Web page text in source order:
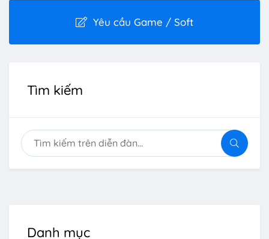
Yêu cầu Game / Soft
Tìm kiếm
Danh mục